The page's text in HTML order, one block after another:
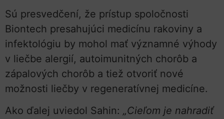
Sú presvedčení, že prístup spoločnosti
Biontech presahujúci medicínu rakoviny a
infektológiu by mohol mať významné výhody
v liečbe alergií, autoimunitných chorôb a
zápalových chorôb a tiež otvoriť nové
možnosti liečby v regeneratívnej medicíne.
Ako ďalej uviedol Sahin: „Cieľom je nahradiť